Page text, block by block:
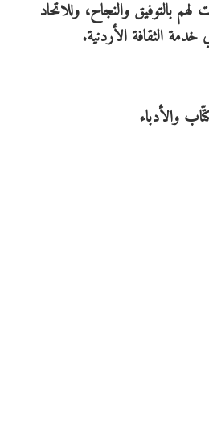
لهم بالتوفيق والنجاح، وللاتحاد
الثقافة الأردنية.
والأدباء